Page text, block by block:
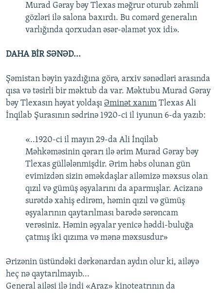
Murad Gəray bəy Tlexas məğrur oturub zəhmli
gözləri ilə salona baxırdı. Bu comərd generalın
varlığında qorxudan əsər-əlamət yox idi».
DAHA BİR SƏNƏD...
Şəmistan bəyin yazdığına görə, arxiv sənədləri arasında
qısa və təsirli bir məktub da var. Məktubu Murad Gəray
bəy Tlexasın həyat yoldaşı Əminət xanım Tlexas Ali
İnqilab Şurasının sədrinə 1920-ci il iyunun 6-da yazıb:
«..1920-ci il mayın 29-da Ali İnqilab
Məhkəməsinin qərarı ilə ərim Murad Gəray bəy
Tlexas güllələnmişdir. Ərim həbs olunan gün
evimizdən sizin əməkdaşlar ailəmizə məxsus olan
qızıl və gümüş əşyalarını da aparmışlar. Acizanə
surətdə xahiş edirəm, həmin qızıl və gümüş
əşyalarının qaytarılması barədə sərəncam
verəsiniz. Həmin əşyalar yenicə həddi-buluğa
çatmış iki qızıma və mənə məxsusdur»
Ərizənin üstündəki dərkənardan aydın olur ki, ailəyə
heç nə qaytarılmayıb...
General ailəsi ilə indi «Araz» kinoteatrının da